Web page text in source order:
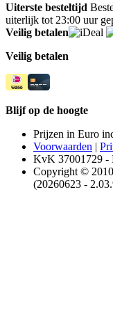
Uiterste besteltijd
uiterlijk tot 23:00 uur
Veilig betalen
Veilig betalen
Blijf op de hoogte
Prijzen in Euro
Voorwaarden |
KvK 37001729 -
Copyright ©
(20260623 -